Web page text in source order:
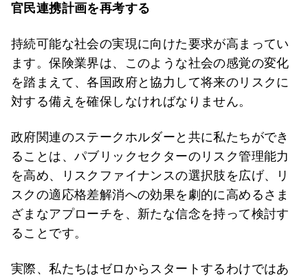
官民連携計画を再考する
持続可能な社会の実現に向けた要求が高まってい
ます。保険業界は、このような社会の感覚の変化
を踏まえて、各国政府と協力して将来のリスクに
対する備えを確保しなければなりません。
政府関連のステークホルダーと共に私たちができ
ることは、パブリックセクターのリスク管理能力
を高め、リスクファイナンスの選択肢を広げ、リ
スクの適応格差解消への効果を劇的に高めるさま
ざまなアプローチを、新たな信念を持って検討す
ることです。
実際、私たちはゼロからスタートするわけではあ